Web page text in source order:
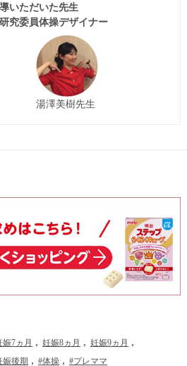
いただいた先生
究委員体操デザイナー
湯澤美樹先生
娠7ヵ月 妊娠8ヵ月 妊娠9ヵ月
娠後期 #体操 #プレママ